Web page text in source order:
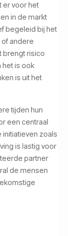
er voor het
in de markt
begeleid bij het
of andere
brengt risico
het is ook
is uit het
tijden hun
een centraal
zoals
is lastig voor
partner
de mensen